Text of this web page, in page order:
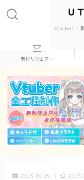
Vtuber・
かっこいい
かわいい
素材リクエスト
2023.09.09